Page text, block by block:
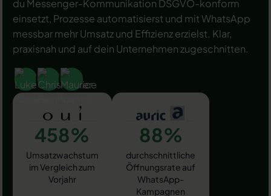
du Messenger-Kommunikation DSGVO-konform
einsetzt, Prozesse automatisierst und mit WhatsApp
messbar mehr Umsatz und Effizienz erzielst. Klar,
praxisnah und auf dein Unternehmen zugeschnitten.
458%
Umsatzwachstum
im Vergleich zum
Vorjahr
88%
durchschnittliche
Öffnungsrate auf
WhatsApp-
Kampagnen